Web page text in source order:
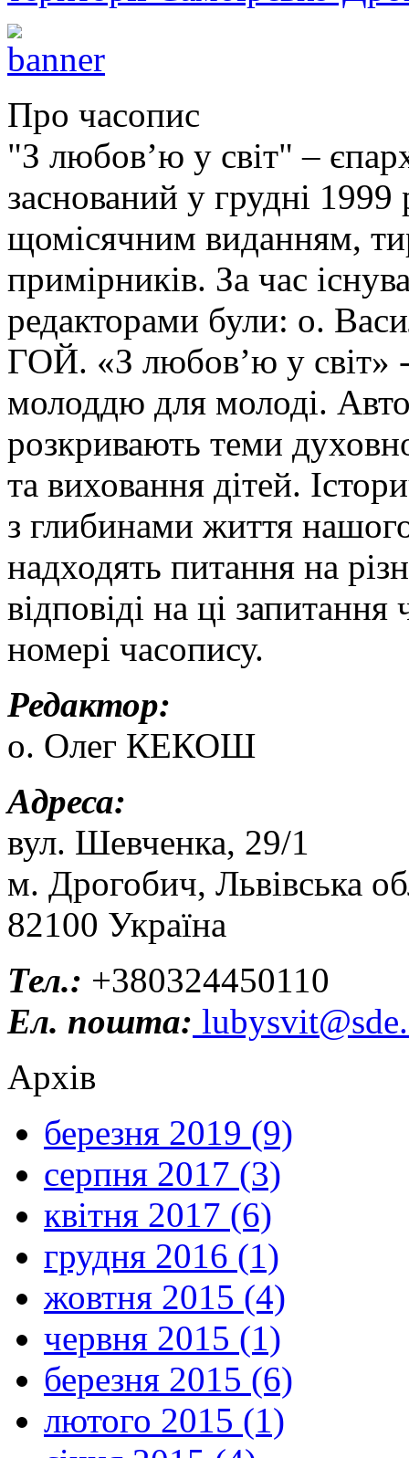
Про часопис
"З любов’ю у світ" –
заснований у грудні
щомісячним виданням,
примірників. За час
редакторами були: о.
ГОЙ. «З любов’ю у світ»
молоддю для молоді.
розкривають теми
та виховання дітей.
з глибинами життя
надходять питання на
відповіді на ці
номері часопису.
Редактор:
о. Олег КЕКОШ
Адреса:
вул. Шевченка, 29/1
м. Дрогобич, Львівська
82100 Україна
Тел.: +380324450110
Ел. пошта:
Архів
березня 2019 (9)
серпня 2017 (3)
квітня 2017 (6)
грудня 2016 (1)
жовтня 2015 (4)
червня 2015 (1)
березня 2015 (6)
лютого 2015 (1)